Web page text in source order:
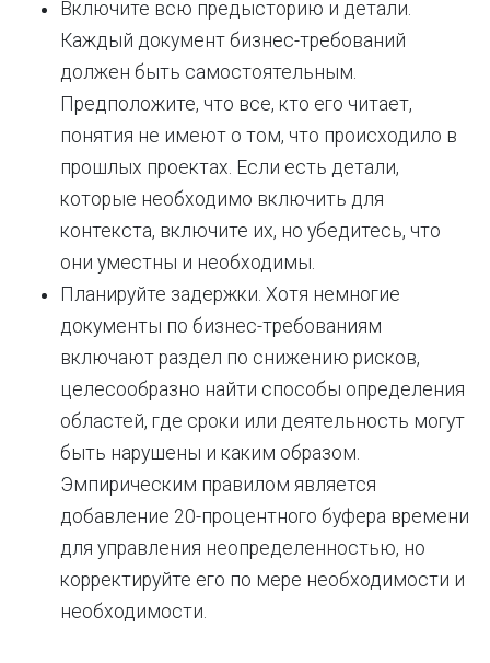
Включите всю предысторию и детали.
Каждый документ бизнес-требований
должен быть самостоятельным.
Предположите, что все, кто его читает,
понятия не имеют о том, что происходило в
прошлых проектах. Если есть детали,
которые необходимо включить для
контекста, включите их, но убедитесь, что
они уместны и необходимы.
Планируйте задержки. Хотя немногие
документы по бизнес-требованиям
включают раздел по снижению рисков,
целесообразно найти способы определения
областей, где сроки или деятельность могут
быть нарушены и каким образом.
Эмпирическим правилом является
добавление 20-процентного буфера времени
для управления неопределенностью, но
корректируйте его по мере необходимости и
необходимости.